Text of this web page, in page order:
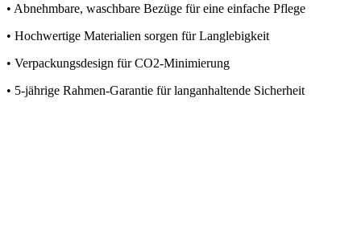
• Abnehmbare, waschbare Bezüge für eine einfache Pflege
• Hochwertige Materialien sorgen für Langlebigkeit
• Verpackungsdesign für CO2-Minimierung
• 5-jährige Rahmen-Garantie für langanhaltende Sicherheit